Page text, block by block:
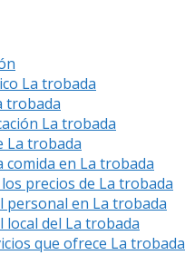
La trobada
trobada
La trobada
La trobada
comida en La trobada
precios de La trobada
personal en La trobada
local del La trobada
que ofrece La trobada